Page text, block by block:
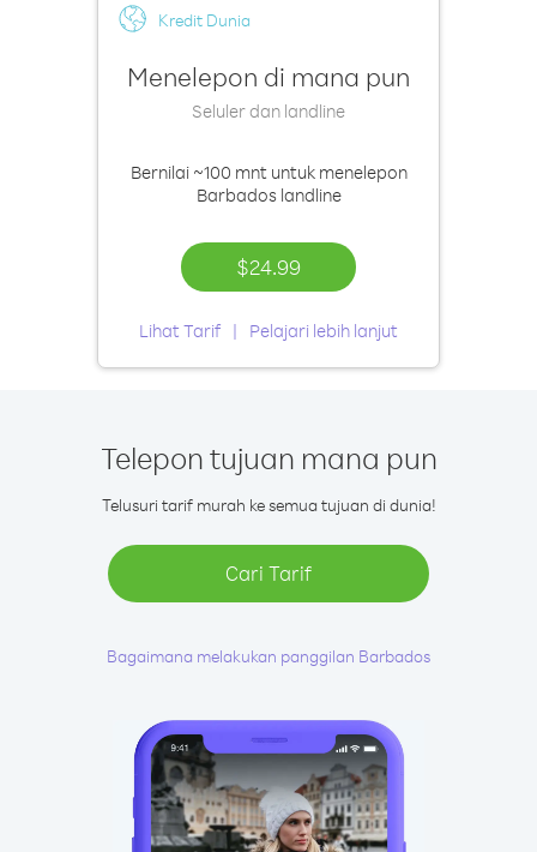
Kredit Dunia
Menelepon di mana pun
Seluler dan landline
Bernilai ~100 mntuntuk menelepon
Barbados landline
$24.99
Lihat Tarif Pelajari lebih lanjut
Telepon tujuan mana pun
Telusuri tarif murah ke semua tujuan di dunia!
Cari Tarif
Bagaimana melakukan panggilan Barbados